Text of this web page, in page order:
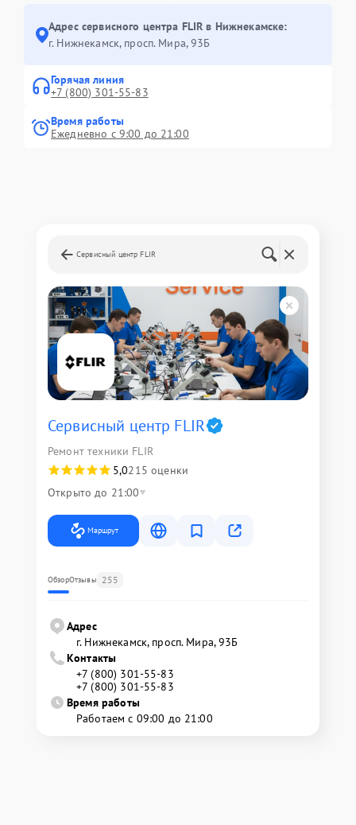
Адрес сервисного центра FLIR в Нижнекамске:
г. Нижнекамск, просп. Мира, 93Б
Горячая линия
+7 (800) 301-55-83
Время работы
Ежедневно с 9:00 до 21:00
Сервисный центр FLIR
Сервисный центр FLIR
Ремонт техники FLIR
5,0215 оценки
Открыто до 21:00
Маршрут
ОбзорОтзывы 255
Адрес
г. Нижнекамск, просп. Мира, 93Б
Контакты
+7 (800) 301-55-83
+7 (800) 301-55-83
Время работы
Работаем с 09:00 до 21:00